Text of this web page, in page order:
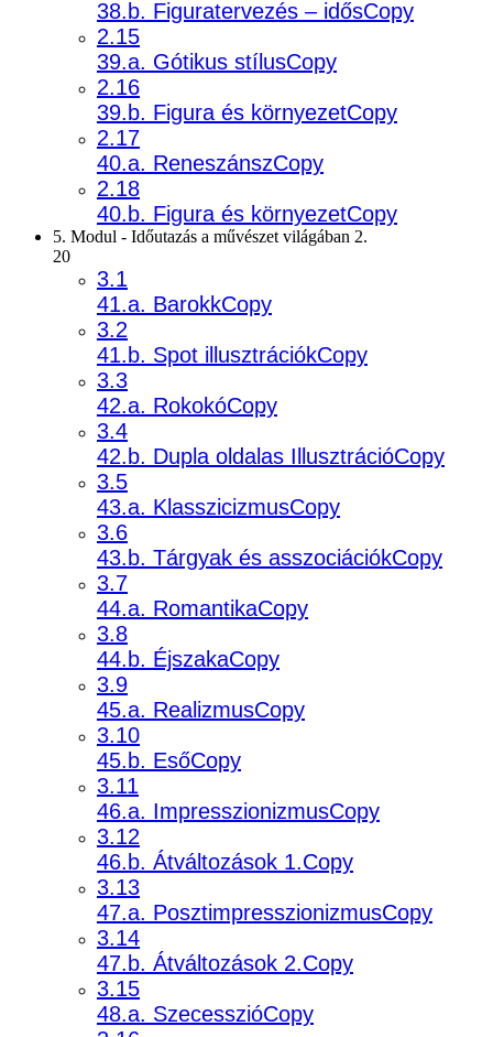
38.b. Figuratervezés – idősCopy
2.15
39.a. Gótikus stílusCopy
2.16
39.b. Figura és környezetCopy
2.17
40.a. ReneszánszCopy
2.18
40.b. Figura és környezetCopy
5. Modul - Időutazás a művészet világában 2.
20
3.1
41.a. BarokkCopy
3.2
41.b. Spot illusztrációkCopy
3.3
42.a. RokokóCopy
3.4
42.b. Dupla oldalas IllusztrációCopy
3.5
43.a. KlasszicizmusCopy
3.6
43.b. Tárgyak és asszociációkCopy
3.7
44.a. RomantikaCopy
3.8
44.b. ÉjszakaCopy
3.9
45.a. RealizmusCopy
3.10
45.b. EsőCopy
3.11
46.a. ImpresszionizmusCopy
3.12
46.b. Átváltozások 1.Copy
3.13
47.a. PosztimpresszionizmusCopy
3.14
47.b. Átváltozások 2.Copy
3.15
48.a. SzecesszióCopy